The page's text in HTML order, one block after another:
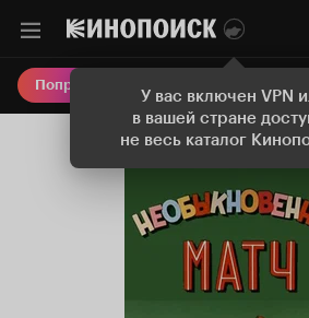
У вас включен VPN
в вашей стране
не весь каталог
Попробовать Плюс Онлайн-